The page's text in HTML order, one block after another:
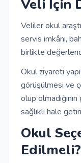
Veli İçin
Veliler okul
servis imkânı,
birlikte
Okul ziyareti
görüşülmesi ve
olup
sağlıklı hale
Okul
Edilmeli?